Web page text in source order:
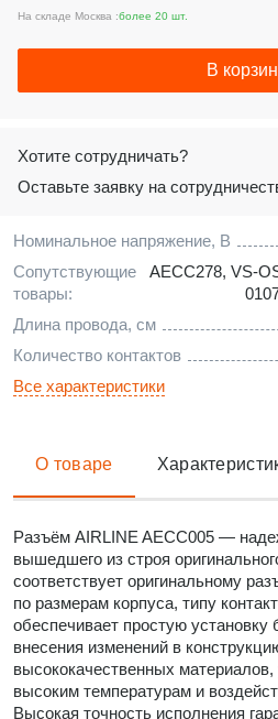
Номинальное напряжение, В
Сопутствующие
товары:
AECC278, VS-
Длина провода, см
Количество контактов
Все характеристики
На складе Москва :более 20 шт.
В
Хотите сотрудничать?
Оставьте заявку на
О товаре
Разъём AIRLINE AECC005 —
вышедшего из строя
соответствует оригинальному
по размерам корпуса, типу
обеспечивает простую установку
внесения изменений в
высококачественных материалов,
высоким температурам и
Высокая точность исполнения